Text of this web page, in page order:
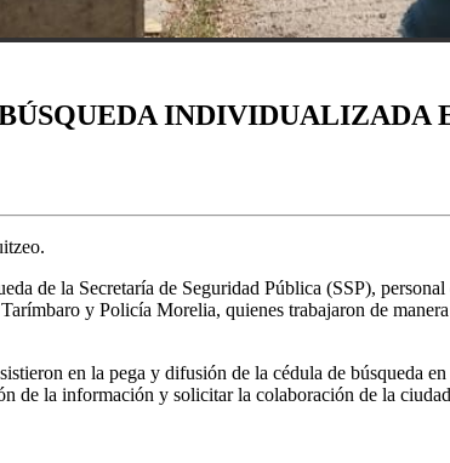
INDIVIDUALIZADA
de la Secretaría de Seguridad Pública (SSP),
y Policía Morelia, quienes trabajaron de
en la pega y difusión de la cédula de búsqueda
de la información y solicitar la colaboración de la